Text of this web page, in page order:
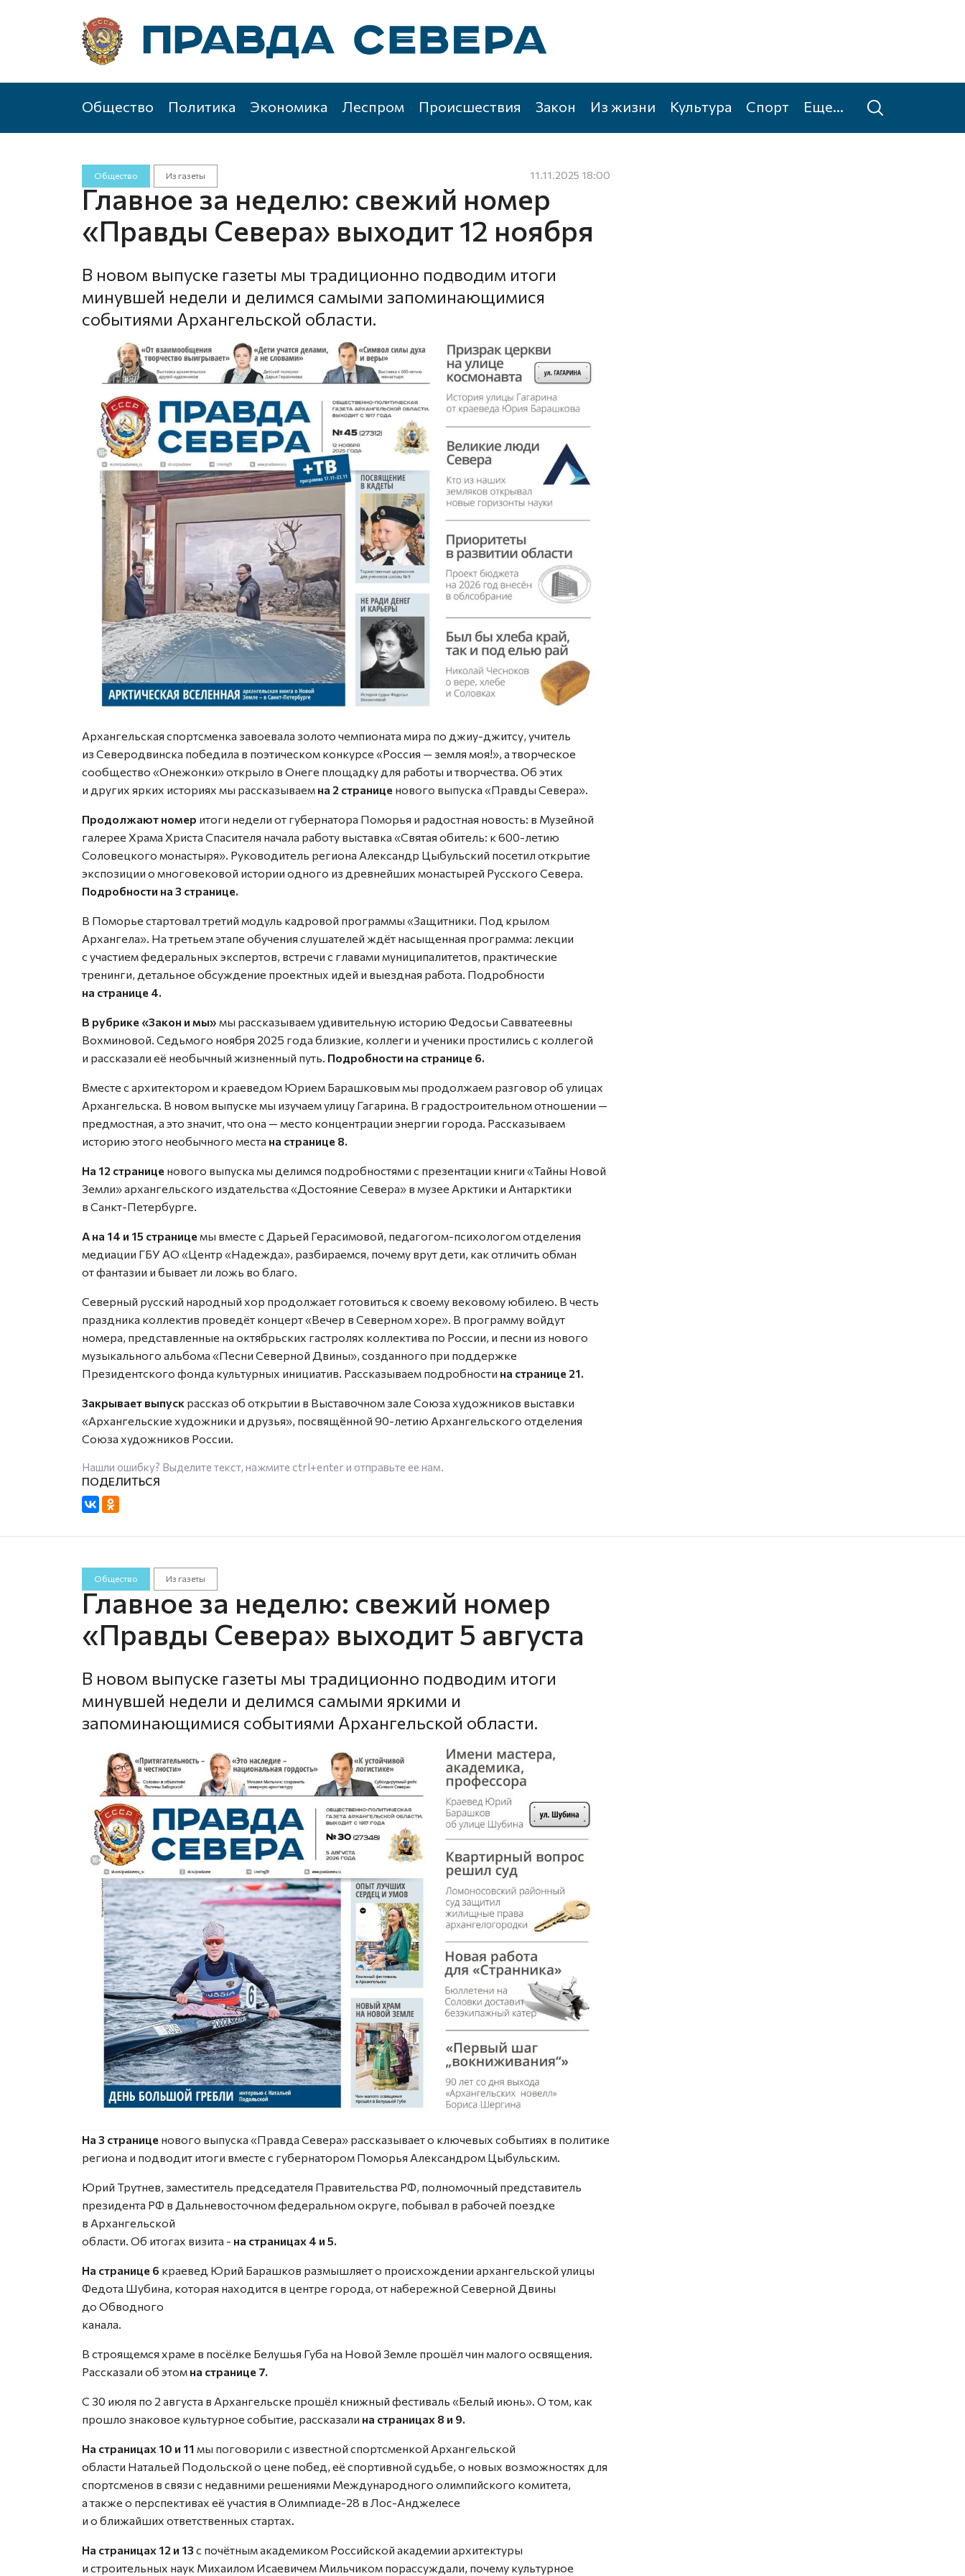
Общество Политика Экономика Леспром Происшествия Закон Из жизни Культура Спорт Еще...
Общество Из газеты 11.11.2025 18:00
Главное за неделю: свежий номер
«Правды Севера» выходит 12 ноября
В новом выпуске газеты мы традиционно подводим итоги
минувшей недели и делимся самыми запоминающимися
событиями Архангельской области.
Архангельская спортсменка завоевала золото чемпионата мира по джиу-джитсу, учитель
из Северодвинска победила в поэтическом конкурсе «Россия — земля моя!», а творческое
сообщество «Онежонки» открыло в Онеге площадку для работы и творчества. Об этих
и других ярких историях мы рассказываем на 2 странице нового выпуска «Правды Севера».
Продолжают номер итоги недели от губернатора Поморья и радостная новость: в Музейной
галерее Храма Христа Спасителя начала работу выставка «Святая обитель: к 600-летию
Соловецкого монастыря». Руководитель региона Александр Цыбульский посетил открытие
экспозиции о многовековой истории одного из древнейших монастырей Русского Севера.
Подробности на 3 странице.
В Поморье стартовал третий модуль кадровой программы «Защитники. Под крылом
Архангела». На третьем этапе обучения слушателей ждёт насыщенная программа: лекции
с участием федеральных экспертов, встречи с главами муниципалитетов, практические
тренинги, детальное обсуждение проектных идей и выездная работа. Подробности
на странице 4.
В рубрике «Закон и мы» мы рассказываем удивительную историю Федосьи Савватеевны
Вохминовой. Седьмого ноября 2025 года близкие, коллеги и ученики простились с коллегой
и рассказали её необычный жизненный путь. Подробности на странице 6.
Вместе с архитектором и краеведом Юрием Барашковым мы продолжаем разговор об улицах
Архангельска. В новом выпуске мы изучаем улицу Гагарина. В градостроительном отношении —
предмостная, а это значит, что она — место концентрации энергии города. Рассказываем
историю этого необычного места на странице 8.
На 12 странице нового выпуска мы делимся подробностями с презентации книги «Тайны Новой
Земли» архангельского издательства «Достояние Севера» в музее Арктики и Антарктики
в Санкт-Петербурге.
А на 14 и 15 странице мы вместе с Дарьей Герасимовой, педагогом-психологом отделения
медиации ГБУ АО «Центр «Надежда», разбираемся, почему врут дети, как отличить обман
от фантазии и бывает ли ложь во благо.
Северный русский народный хор продолжает готовиться к своему вековому юбилею. В честь
праздника коллектив проведёт концерт «Вечер в Северном хоре». В программу войдут
номера, представленные на октябрьских гастролях коллектива по России, и песни из нового
музыкального альбома «Песни Северной Двины», созданного при поддержке
Президентского фонда культурных инициатив. Рассказываем подробности на странице 21.
Закрывает выпуск рассказ об открытии в Выставочном зале Союза художников выставки
«Архангельские художники и друзья», посвящённой 90-летию Архангельского отделения
Союза художников России.
Нашли ошибку? Выделите текст, нажмите ctrl+enterи отправьте ее нам.
Общество Из газеты
Главное за неделю: свежий номер
«Правды Севера» выходит 5 августа
В новом выпуске газеты мы традиционно подводим итоги
минувшей недели и делимся самыми яркими и
запоминающимися событиями Архангельской области.
На 3 странице нового выпуска «Правда Севера» рассказывает о ключевых событиях в политике
региона и подводит итоги вместе с губернатором Поморья Александром Цыбульским.
Юрий Трутнев, заместитель председателя Правительства РФ, полномочный представитель
президента РФ в Дальневосточном федеральном округе, побывал в рабочей поездке
в Архангельской
области. Об итогах визита - на страницах 4 и 5.
На странице 6 краевед Юрий Барашков размышляет о происхождении архангельской улицы
Федота Шубина, которая находится в центре города, от набережной Северной Двины
до Обводного
канала.
В строящемся храме в посёлке Белушья Губа на Новой Земле прошёл чин малого освящения.
Рассказали об этом на странице 7.
С 30 июля по 2 августа в Архангельске прошёл книжный фестиваль «Белый июнь». О том, как
прошло знаковое культурное событие, рассказали на страницах 8 и 9.
На страницах 10 и 11 мы поговорили с известной спортсменкой Архангельской
области Натальей Подольской о цене побед, её спортивной судьбе, о новых возможностях для
спортсменов в связи с недавними решениями Международного олимпийского комитета,
а также о перспективах её участия в Олимпиаде-28 в Лос-Анджелесе
и о ближайших ответственных стартах.
На страницах 12 и 13 с почётным академиком Российской академии архитектуры
и строительных наук Михаилом Исаевичем Мильчиком порассуждали, почему культурное